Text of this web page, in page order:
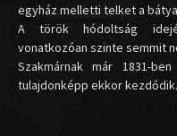
egyház melletti telket a
A török hódoltság
vonatkozóan szinte semmit
Szakmárnak már 1831-
tulajdonképp ekkor